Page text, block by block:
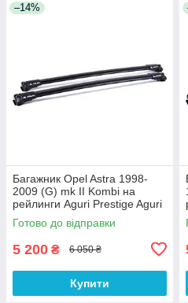
–14%
Багажник Opel Astra 1998-
2009 (G) mk II Kombi на
рейлинги Aguri Prestige Aguri
Готово до відправки
5 200 ₴ 6 050 ₴
Купити